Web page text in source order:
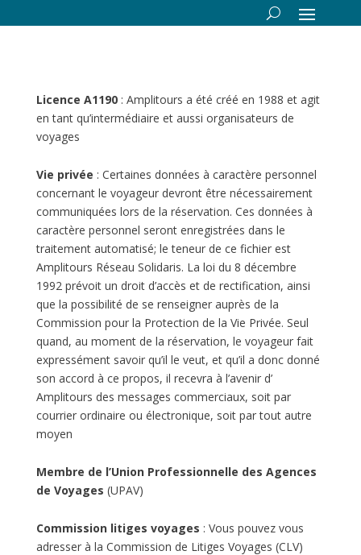
Licence A1190: Amplitours a été créé en 1988 et agit
en tant qu’intermédiaire et aussi organisateurs de
voyages
Vie privée : Certaines données à caractère personnel
concernant le voyageur devront être nécessairement
communiquées lors de la réservation. Ces données à
caractère personnel seront enregistrées dans le
traitement automatisé; le teneur de ce fichier est
Amplitours Réseau Solidaris. La loi du 8 décembre
1992 prévoit un droit d’accès et de rectification, ainsi
que la possibilité de se renseigner auprès de la
Commission pour la Protection de la Vie Privée. Seul
quand, au moment de la réservation, le voyageur fait
expressément savoir qu’il le veut, et qu’il a donc donné
son accord à ce propos, il recevra à l’avenir d’
Amplitours des messages commerciaux, soit par
courrier ordinaire ou électronique, soit par tout autre
moyen
Membre de l’Union Professionnelle des Agences
de Voyages (UPAV)
Commission litiges voyages : Vous pouvez vous
adresser à la Commission de Litiges Voyages (CLV)